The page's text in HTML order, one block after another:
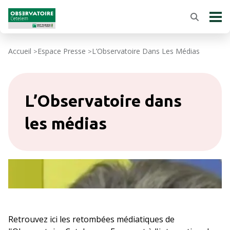
Accueil >Espace Presse >L’Observatoire Dans Les Médias
L’Observatoire dans
les médias
Retrouvez ici les retombées médiatiques de